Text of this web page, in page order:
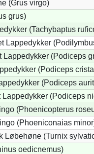
(Grus virgo)
grus)
(Tachybaptus
Lappedykker
Lappedykker (Podiceps
(Podiceps
(Podiceps
Lappedykker (Podiceps
(Phoenicopterus
(Phoeniconaias
Løbehøne (Turnix
oedicnemus)